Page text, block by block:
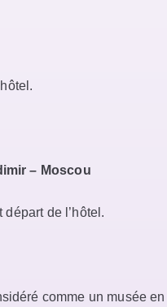
– Moscou
départ de l’hôtel.
comme un musée